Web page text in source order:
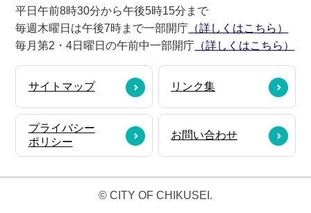
平日午前8時30分から午後5時15分まで
毎週木曜日は午後7時まで一部開庁 （詳しくはこちら）
毎月第2・4日曜日の午前中一部開庁 （詳しくはこちら）
サイトマップ リンク集
プライバシー
ポリシー
お問い合わせ
© CITY OF CHIKUSEI.